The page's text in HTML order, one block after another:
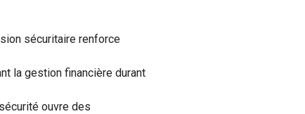
sécuritaire renforce
la gestion financière durant
ouvre des